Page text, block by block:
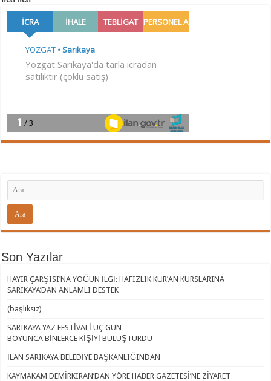
Son Yazılar
HAYIR ÇARŞISI’NA YOĞUN İLGİ: HAFIZLIK KUR’AN KURSLARINA
SARIKAYA’DAN ANLAMLI DESTEK
(başlıksız)
SARIKAYA YAZ FESTİVALİ ÜÇ GÜN
BOYUNCA BİNLERCE KİŞİYİ BULUŞTURDU
İLAN SARIKAYA BELEDİYE BAŞKANLIĞINDAN
KAYMAKAM DEMİRKIRAN’DAN YÖRE HABER GAZETESİ’NE ZİYARET